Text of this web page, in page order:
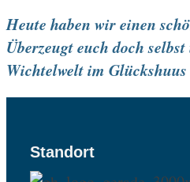
Heute haben wir einen
Überzeugt euch doch
Wichtelwelt im
Standort